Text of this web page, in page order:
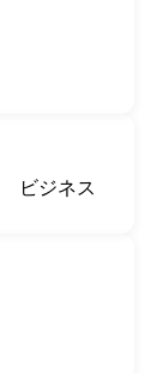
ビジネス